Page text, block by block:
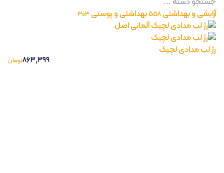
آرایشی و بهداشتی 558بهداشتی و پوستی 303
رژ لب مدادی لچیک
863,399تومان